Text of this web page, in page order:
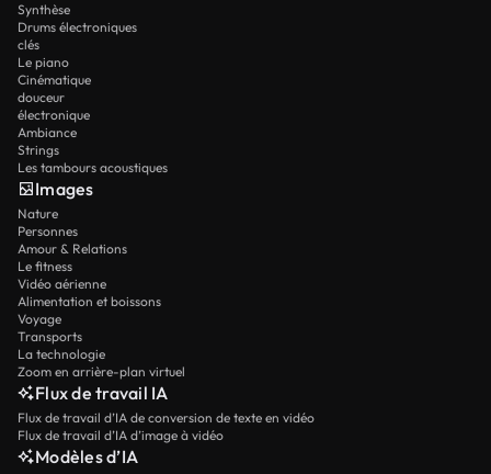
Synthèse
Drums électroniques
clés
Le piano
Cinématique
douceur
électronique
Ambiance
Strings
Les tambours acoustiques
Images
Nature
Personnes
Amour & Relations
Le fitness
Vidéo aérienne
Alimentation et boissons
Voyage
Transports
La technologie
Zoom en arrière-plan virtuel
Flux de travail IA
Flux de travail d’IA de conversion de texte en vidéo
Flux de travail d’IA d’image à vidéo
Modèles d’IA